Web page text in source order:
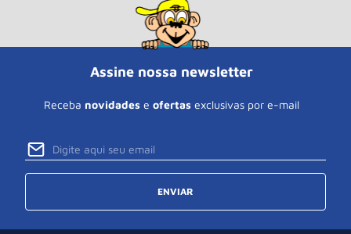
Assine nossa newsletter
Receba novidades e ofertas exclusivas por e-mail
ENVIAR